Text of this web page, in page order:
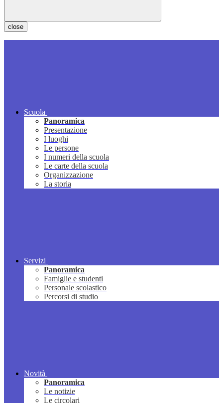
close
Scuola
Panoramica
Presentazione
I luoghi
Le persone
I numeri della scuola
Le carte della scuola
Organizzazione
La storia
Servizi
Panoramica
Famiglie e studenti
Personale scolastico
Percorsi di studio
Novità
Panoramica
Le notizie
Le circolari